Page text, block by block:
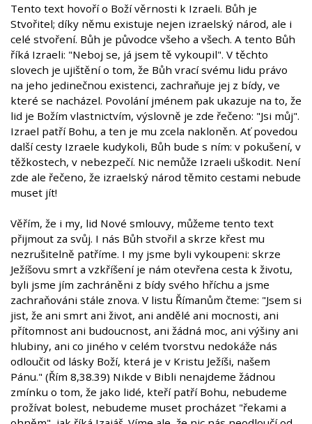
Tento text hovoří o Boží věrnosti k Izraeli. Bůh je
Stvořitel; díky němu existuje nejen izraelský národ, ale i
celé stvoření. Bůh je původce všeho a všech. A tento Bůh
říká Izraeli: "Neboj se, já jsem tě vykoupil". V těchto
slovech je ujištění o tom, že Bůh vrací svému lidu právo
na jeho jedinečnou existenci, zachraňuje jej z bídy, ve
které se nacházel. Povolání jménem pak ukazuje na to, že
lid je Božím vlastnictvím, výslovně je zde řečeno: "Jsi můj".
Izrael patří Bohu, a ten je mu zcela nakloněn. Ať povedou
další cesty Izraele kudykoli, Bůh bude s ním: v pokušení, v
těžkostech, v nebezpečí. Nic nemůže Izraeli uškodit. Není
zde ale řečeno, že izraelský národ těmito cestami nebude
muset jít!
Věřím, že i my, lid Nové smlouvy, můžeme tento text
přijmout za svůj. I nás Bůh stvořil a skrze křest mu
nezrušitelně patříme. I my jsme byli vykoupeni: skrze
Ježíšovu smrt a vzkříšení je nám otevřena cesta k životu,
byli jsme jím zachráněni z bídy svého hříchu a jsme
zachraňováni stále znova. V listu Římanům čteme: "Jsem si
jist, že ani smrt ani život, ani andělé ani mocnosti, ani
přítomnost ani budoucnost, ani žádná moc, ani výšiny ani
hlubiny, ani co jiného v celém tvorstvu nedokáže nás
odloučit od lásky Boží, která je v Kristu Ježíši, našem
Pánu." (Řím 8,38.39) Nikde v Bibli nenajdeme žádnou
zmínku o tom, že jako lidé, kteří patří Bohu, nebudeme
prožívat bolest, nebudeme muset procházet "řekami a